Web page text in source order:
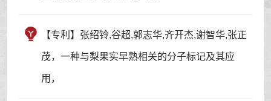
【专利】张绍铃,谷超,郭志华,齐开杰,谢智华,张正
茂，一种与梨果实早熟相关的分子标记及其应
用，